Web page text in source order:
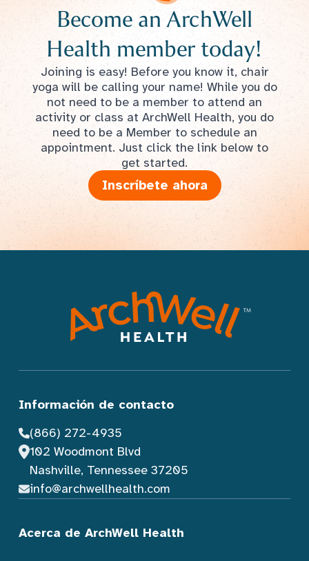
Become an ArchWell
Health member today!
Joining is easy! Before you know it, chair
yoga will be calling your name! While you do
not need to be a member to attend an
activity or class at ArchWell Health, you do
need to be a Member to schedule an
appointment. Just click the link below to
get started.
Inscríbete ahora
Información de contacto
(866) 272-4935
102 Woodmont Blvd
Nashville, Tennessee 37205
info@archwellhealth.com
Acerca de ArchWell Health